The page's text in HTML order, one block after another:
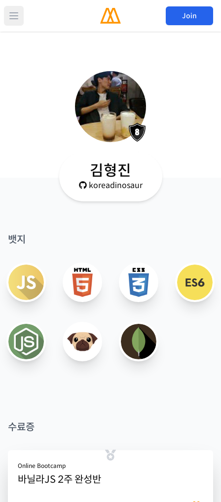
Join
김형진
koreadinosaur
뱃지
수료증
Online Bootcamp
바닐라JS 2주 완성반